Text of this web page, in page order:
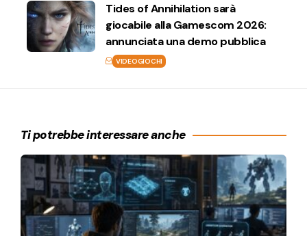
Tides of Annihilation sarà
giocabile alla Gamescom 2026:
annunciata una demo pubblica
VIDEOGIOCHI
Ti potrebbe interessare anche